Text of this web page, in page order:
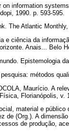
on information
1990. p. 593-595.
The Atlantic
e ciência da
Anais... Belo
Epistemologia
métodos
Maurício. A
Florianópolis,
material e
de (Org.). A
de produção,